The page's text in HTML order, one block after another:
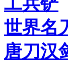
世界名
唐刀汉